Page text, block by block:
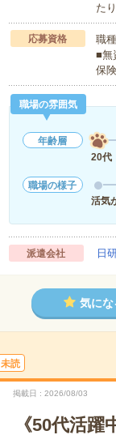
た
応募資格
職
■無
保
職場の雰囲気
年齢層
20代
職場の様子
活気
派遣会社 日
気にな
未読
掲載日 2026/08/03
《50代活